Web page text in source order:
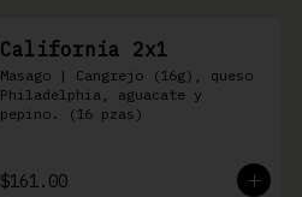
California 2x1
Masago | Cangrejo (16g), queso
Philadelphia, aguacate y
pepino. (16 pzas)
$161.00